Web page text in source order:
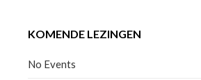
KOMENDE LEZINGEN
No Events